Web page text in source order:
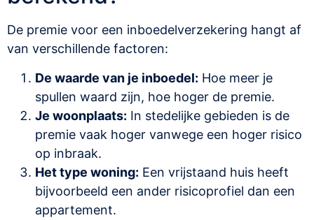
De premie voor een inboedelverzekering hangt af
van verschillende factoren:
De waarde van je inboedel: Hoe meer je
spullen waard zijn, hoe hoger de premie.
Je woonplaats: In stedelijke gebieden is de
premie vaak hoger vanwege een hoger risico
op inbraak.
Het type woning: Een vrijstaand huis heeft
bijvoorbeeld een ander risicoprofiel dan een
appartement.